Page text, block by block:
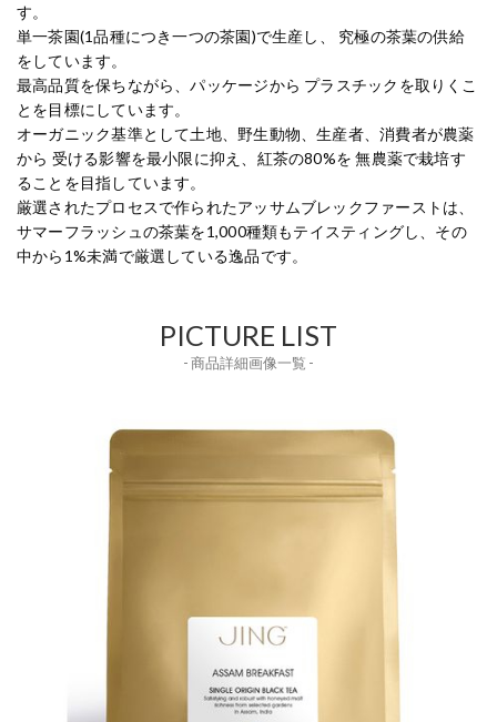
す。
単一茶園(1品種につき一つの茶園)で生産し、 究極の茶葉の供給
をしています。
最高品質を保ちながら、パッケージから プラスチックを取りくこ
とを目標にしています。
オーガニック基準として土地、野生動物、生産者、消費者が農薬
から 受ける影響を最小限に抑え、紅茶の80%を 無農薬で栽培す
ることを目指しています。
厳選されたプロセスで作られたアッサムブレックファーストは、
サマーフラッシュの茶葉を1,000種類もテイスティングし、その
中から1%未満で厳選している逸品です。
PICTURE LIST
- 商品詳細画像一覧 -